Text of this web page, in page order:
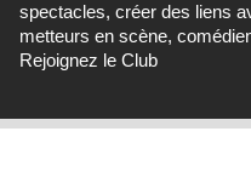
spectacles, créer des liens
metteurs en scène,
Rejoignez le Club